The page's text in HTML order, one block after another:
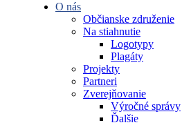
O nás
Občianske združenie
Na stiahnutie
Logotypy
Plagáty
Projekty
Partneri
Zverejňovanie
Výročné správy
Ďalšie